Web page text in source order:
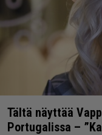
Tältä näyttää
Portugalissa –